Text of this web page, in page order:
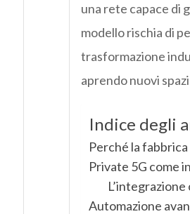
una rete capace di
modello rischia di
trasformazione
aprendo nuovi
Indice degli
Perché la
Private 5G come
Automazione